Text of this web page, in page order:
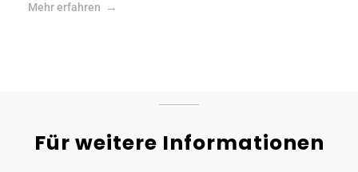
Mehr erfahren
Für weitere Informationen